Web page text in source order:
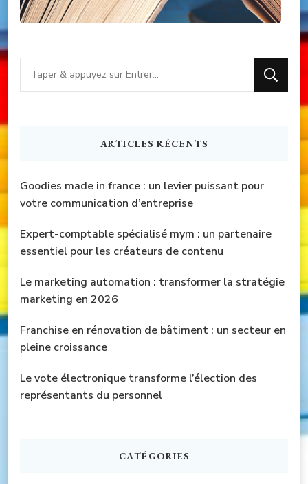
Vous
recherchiez
ARTICLES RÉCENTS
Goodies made in france : un levier puissant pour
votre communication d’entreprise
Expert-comptable spécialisé mym : un partenaire
essentiel pour les créateurs de contenu
Le marketing automation : transformer la stratégie
marketing en 2026
Franchise en rénovation de bâtiment : un secteur en
pleine croissance
Le vote électronique transforme l’élection des
représentants du personnel
CATÉGORIES